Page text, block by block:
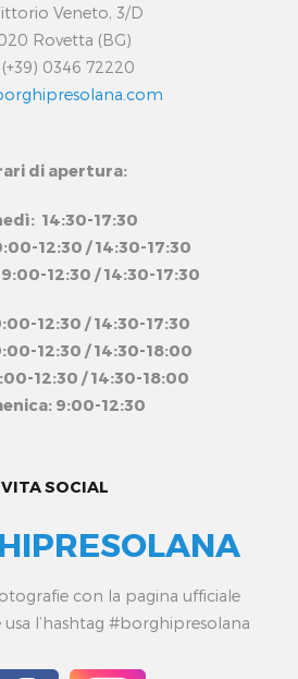
Veneto, 3/D
Rovetta (BG)
0346 72220
di apertura:
14:30-17:30
12:30 / 14:30-17:30
12:30 / 14:30-17:30
12:30 / 14:30-17:30
12:30 / 14:30-18:00
12:30 / 14:30-18:00
9:00-12:30
VITA SOCIAL
con la pagina ufficiale
l’hashtag #borghipresolana